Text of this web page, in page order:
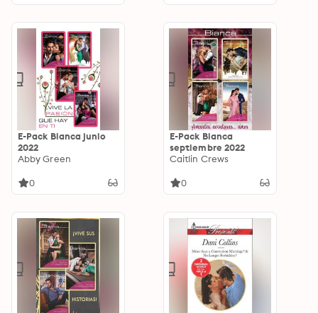
E-Pack Bianca junio
2022
Abby Green
0
E-Pack Bianca
septiembre 2022
Caitlin Crews
0